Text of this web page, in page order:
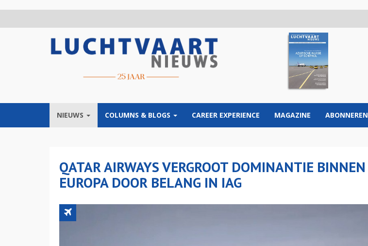
NIEUWS COLUMNS & BLOGS CAREER EXPERIENCE MAGAZINE ABONNEREN
QATAR AIRWAYS VERGROOT DOMINANTIE BINNEN
EUROPA DOOR BELANG IN IAG